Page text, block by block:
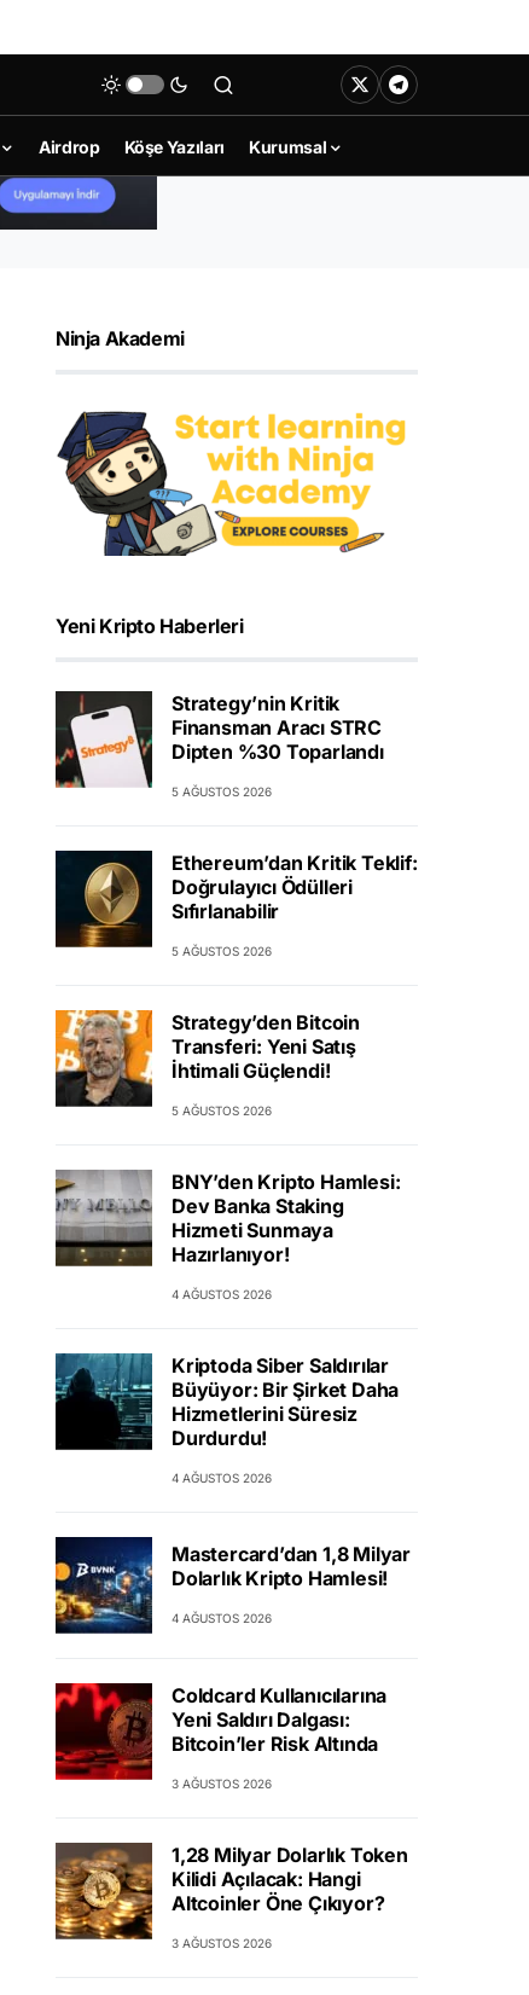
Airdrop Köşe Yazıları Kurumsal
Ninja Akademi
Yeni Kripto Haberleri
Strategy’nin Kritik
Finansman Aracı STRC
Dipten %30 Toparlandı
5 AĞUSTOS 2026
Ethereum’dan Kritik Teklif:
Doğrulayıcı Ödülleri
Sıfırlanabilir
5 AĞUSTOS 2026
Strategy’den Bitcoin
Transferi: Yeni Satış
İhtimali Güçlendi!
5 AĞUSTOS 2026
BNY’den Kripto Hamlesi:
Dev Banka Staking
Hizmeti Sunmaya
Hazırlanıyor!
4 AĞUSTOS 2026
Kriptoda Siber Saldırılar
Büyüyor: Bir Şirket Daha
Hizmetlerini Süresiz
Durdurdu!
4 AĞUSTOS 2026
Mastercard’dan 1,8 Milyar
Dolarlık Kripto Hamlesi!
4 AĞUSTOS 2026
Coldcard Kullanıcılarına
Yeni Saldırı Dalgası:
Bitcoin’ler Risk Altında
3 AĞUSTOS 2026
1,28 Milyar Dolarlık Token
Kilidi Açılacak: Hangi
Altcoinler Öne Çıkıyor?
3 AĞUSTOS 2026